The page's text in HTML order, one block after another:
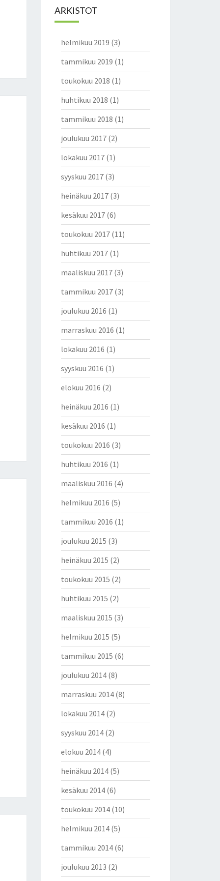
ARKISTOT
helmikuu 2019 (3)
tammikuu 2019 (1)
toukokuu 2018 (1)
huhtikuu 2018 (1)
tammikuu 2018 (1)
joulukuu 2017(2)
lokakuu 2017(1)
syyskuu 2017(3)
heinäkuu 2017(3)
kesäkuu 2017(6)
toukokuu 2017(11)
huhtikuu 2017(1)
maaliskuu 2017(3)
tammikuu 2017(3)
joulukuu 2016 (1)
marraskuu 2016 (1)
lokakuu 2016 (1)
syyskuu 2016 (1)
elokuu 2016 (2)
heinäkuu 2016 (1)
kesäkuu 2016 (1)
toukokuu 2016 (3)
huhtikuu 2016 (1)
maaliskuu 2016 (4)
helmikuu 2016 (5)
tammikuu 2016 (1)
joulukuu 2015 (3)
heinäkuu 2015 (2)
toukokuu 2015 (2)
huhtikuu 2015 (2)
maaliskuu 2015 (3)
helmikuu 2015 (5)
tammikuu 2015 (6)
joulukuu 2014(8)
marraskuu 2014(8)
lokakuu 2014(2)
syyskuu 2014(2)
elokuu 2014(4)
heinäkuu 2014(5)
kesäkuu 2014(6)
toukokuu 2014(10)
helmikuu 2014(5)
tammikuu 2014(6)
joulukuu 2013 (2)